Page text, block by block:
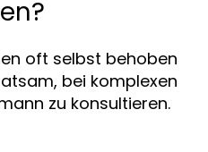
oft selbst behoben
bei komplexen
zu konsultieren.